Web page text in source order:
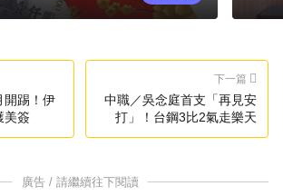
開踢！伊
美簽
下一篇
中職／吳念庭首支「再見安
打」！台鋼3比2氣走樂天
廣告 / 請繼續往下閱讀